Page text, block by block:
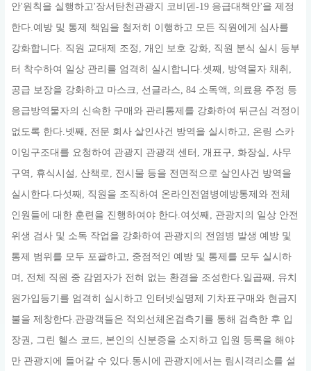
안'원칙을 실행하고'장서탄천관광지 코비덴-19 응급대책안'을 제정
한다.예방 및 통제 책임을 철저히 이행하고 모든 직원에게 심사를
강화합니다. 직원 교대제 조정, 개인 보호 강화, 직원 분식 실시 등부
터 착수하여 일상 관리를 엄격히 실시합니다.셋째, 방역물자 채취,
공급 보장을 강화하고 마스크, 선글라스, 84 소독액, 의료용 주정 등
응급방역물자의 신속한 구매와 관리통제를 강화하여 뒤근심 걱정이
없도록 한다.넷째, 전문 회사 살인사건 방역을 실시하고, 온링 스카
이잉구조대를 요청하여 관광지 관광객 센터, 개표구, 화장실, 사무
구역, 휴식시설, 산책로, 전시물 등을 전면적으로 살인사건 방역을
실시한다.다섯째, 직원을 조직하여 온라인전염병예방통제와 전체
인원들에 대한 훈련을 진행하여야 한다.여섯째, 관광지의 일상 안전
위생 검사 및 소독 작업을 강화하여 관광지의 전염병 발생 예방 및
통제 범위를 모두 포괄하고, 중점적인 예방 및 통제를 모두 실시하
며, 전체 직원 중 감염자가 전혀 없는 환경을 조성한다.일곱째, 유치
원가입등기를 엄격히 실시하고 인터넷실명제 기차표구매와 현금지
불을 제창한다.관광객들은 적외선체온검측기를 통해 검측한 후 입
장권, 그린 헬스 코드, 본인의 신분증을 소지하고 입원 등록을 해야
만 관광지에 들어갈 수 있다.동시에 관광지에서는 림시격리소를 설